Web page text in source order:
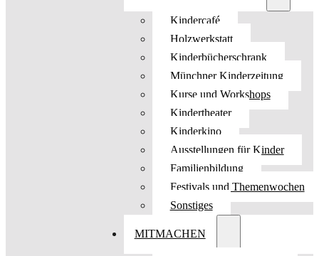
Kindercafé
Holzwerkstatt
Kinderbücherschrank
Münchner Kinderzeitung
Kurse und Workshops
Kindertheater
Kinderkino
Ausstellungen für Kinder
Familienbildung
Festivals und Themenwochen
Sonstiges
MITMACHEN